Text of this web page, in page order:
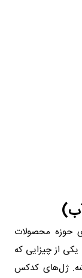
حوزه محصولات
یکی از چیزایی که
ژل‌های کدکس